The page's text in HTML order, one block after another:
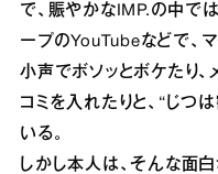
で、賑やかなIMP.の中で
ープのYouTubeなどで、
小声でボソッとボケたり、
コミを入れたりと、“じつ
いる。
しかし本人は、そんな面